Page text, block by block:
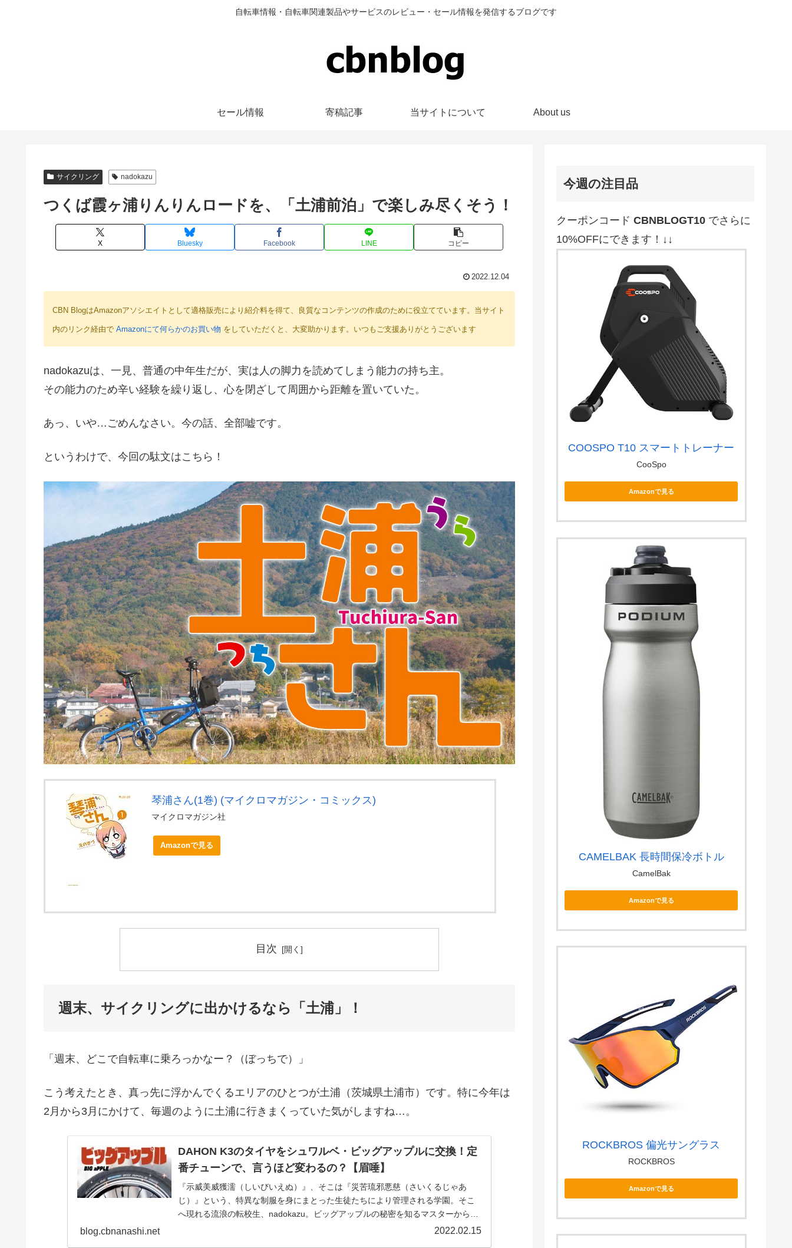
自転車情報・自転車関連製品やサービスのレビュー・セール情報を発信するブログです
セール情報 寄稿記事 当サイトについて About us
サイクリング nadokazu
つくば霞ヶ浦りんりんロードを、「土浦前泊」で楽しみ尽くそう！
X Bluesky Facebook LINE コピー
2022.12.04
CBN BlogはAmazonアソシエイトとして適格販売により紹介料を得て、良質なコンテンツの作成のために役立てています。当サイト
内のリンク経由で Amazonにて何らかのお買い物 をしていただくと、大変助かります。いつもご支援ありがとうございます
nadokazuは、一見、普通の中年生だが、実は人の脚力を読めてしまう能力の持ち主。
その能力のため辛い経験を繰り返し、心を閉ざして周囲から距離を置いていた。
あっ、いや…ごめんなさい。今の話、全部嘘です。
というわけで、今回の駄文はこちら！
琴浦さん(1巻) (マイクロマガジン・コミックス)
マイクロマガジン社
Amazonで見る
目次
週末、サイクリングに出かけるなら「土浦」！
「週末、どこで自転車に乗ろっかなー？（ぼっちで）」
こう考えたとき、真っ先に浮かんでくるエリアのひとつが土浦（茨城県土浦市）です。特に今年は
2月から3月にかけて、毎週のように土浦に行きまくっていた気がしますね…。
DAHON K3のタイヤをシュワルベ・ビッグアップルに交換！定
番チューンで、言うほど変わるの？【眉唾】
『示威美威獲濡（しいびいえぬ）』、そこは『災苦琉邪悪慈（さいくるじゃあ
じ）』という、特異な制服を身にまとった生徒たちにより管理される学園。そこ
へ現れる流浪の転校生、nadokazu。ビッグアップルの秘密を知るマスターから、
blog.cbnanashi.net 2022.02.15
今週の注目品
クーポンコード CBNBLOGT10 でさらに
10%OFFにできます！↓↓
COOSPO T10 スマートトレーナー
CooSpo
Amazonで見る
CAMELBAK 長時間保冷ボトル
CamelBak
Amazonで見る
ROCKBROS 偏光サングラス
ROCKBROS
Amazonで見る